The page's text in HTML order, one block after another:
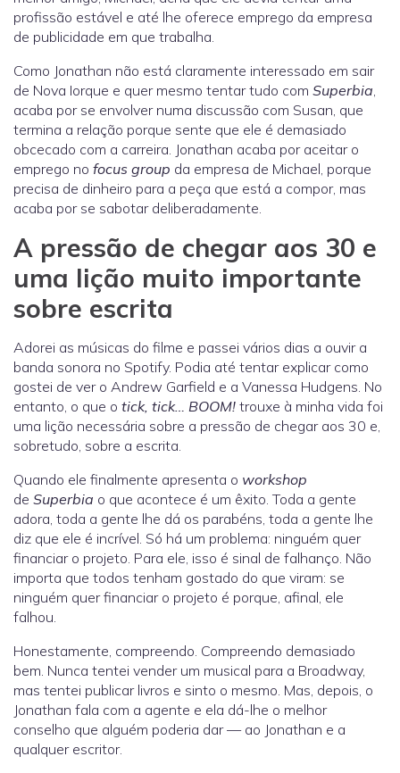
profissão estável e até lhe oferece emprego da empresa
de publicidade em que trabalha.
Como Jonathan não está claramente interessado em sair
de Nova Iorque e quer mesmo tentar tudo com Superbia,
acaba por se envolver numa discussão com Susan, que
termina a relação porque sente que ele é demasiado
obcecado com a carreira. Jonathan acaba por aceitar o
emprego no focus group da empresa de Michael, porque
precisa de dinheiro para a peça que está a compor, mas
acaba por se sabotar deliberadamente.
A pressão de chegar aos 30 e
uma lição muito importante
sobre escrita
Adorei as músicas do filme e passei vários dias a ouvir a
banda sonora no Spotify. Podia até tentar explicar como
gostei de ver o Andrew Garfield e a Vanessa Hudgens. No
entanto, o que o tick, tick… BOOM! trouxe à minha vida foi
uma lição necessária sobre a pressão de chegar aos 30 e,
sobretudo, sobre a escrita.
Quando ele finalmente apresenta o workshop
de Superbia o que acontece é um êxito. Toda a gente
adora, toda a gente lhe dá os parabéns, toda a gente lhe
diz que ele é incrível. Só há um problema: ninguém quer
financiar o projeto. Para ele, isso é sinal de falhanço. Não
importa que todos tenham gostado do que viram: se
ninguém quer financiar o projeto é porque, afinal, ele
falhou.
Honestamente, compreendo. Compreendo demasiado
bem. Nunca tentei vender um musical para a Broadway,
mas tentei publicar livros e sinto o mesmo. Mas, depois, o
Jonathan fala com a agente e ela dá-lhe o melhor
conselho que alguém poderia dar — ao Jonathan e a
qualquer escritor.